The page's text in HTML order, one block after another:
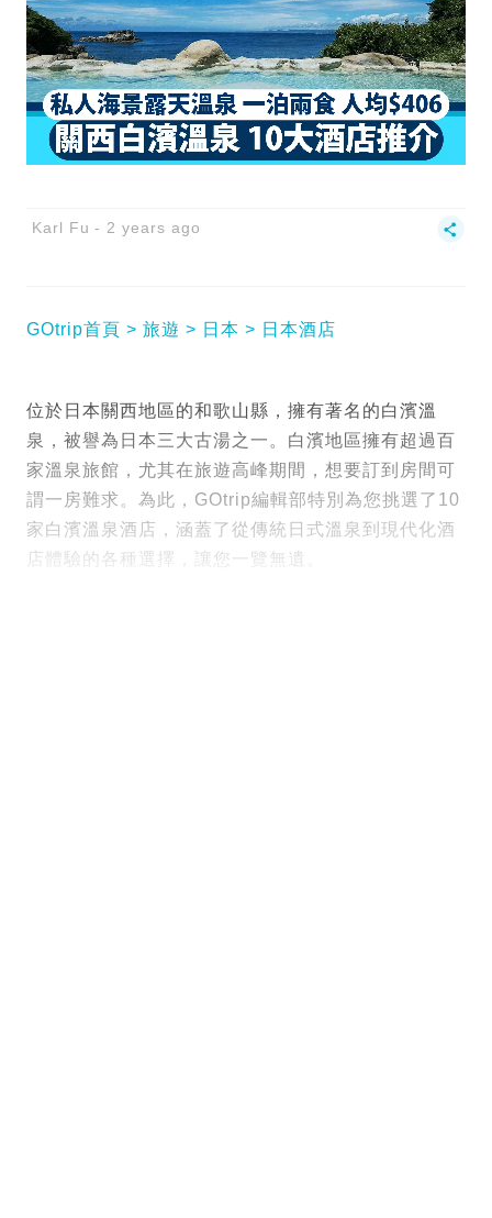
Karl Fu 2 years ago
GOtrip首頁 旅遊 日本 日本酒店
位於日本關西地區的和歌山縣，擁有著名的白濱溫
泉，被譽為日本三大古湯之一。白濱地區擁有超過百
家溫泉旅館，尤其在旅遊高峰期間，想要訂到房間可
謂一房難求。為此，GOtrip編輯部特別為您挑選了10
家白濱溫泉酒店，涵蓋了從傳統日式溫泉到現代化酒
店體驗的各種選擇，讓您一覽無遺。